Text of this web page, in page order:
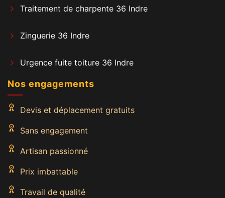
Traitement de charpente 36 Indre
Zinguerie 36 Indre
Urgence fuite toiture 36 Indre
Nos engagements
Devis et déplacement gratuits
Sans engagement
Artisan passionné
Prix imbattable
Travail de qualité